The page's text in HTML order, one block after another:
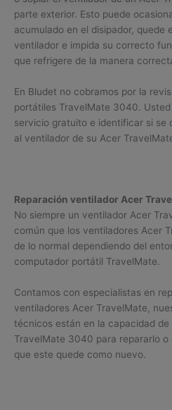
parte exterior. Esto puede
acumulado en el disipador, quede
ventilador e impida su correcto
que refrigere de la manera
En Bludet no cobramos por la
portátiles TravelMate 3040.
servicio gratuito e identificar si se
al ventilador de su Acer
Reparación ventilador Acer
No siempre un ventilador Acer
común que los ventiladores Acer
de lo normal dependiendo del
computador portátil TravelMate.
Contamos con especialistas en
ventiladores Acer TravelMate,
técnicos están en la capacidad
TravelMate 3040 para repararlo
que este quede como nuevo.